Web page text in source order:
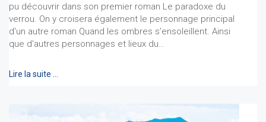
pu découvrir dans son premier roman Le paradoxe du
verrou. On y croisera également le personnage principal
d'un autre roman Quand les ombres s’ensoleillent. Ainsi
que d'autres personnages et lieux du…
Lire la suite …